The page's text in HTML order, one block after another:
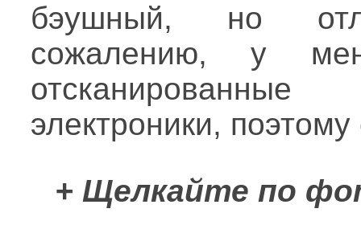
бэушный, но
сожалению, у
электроники,
+ Щелкайте по